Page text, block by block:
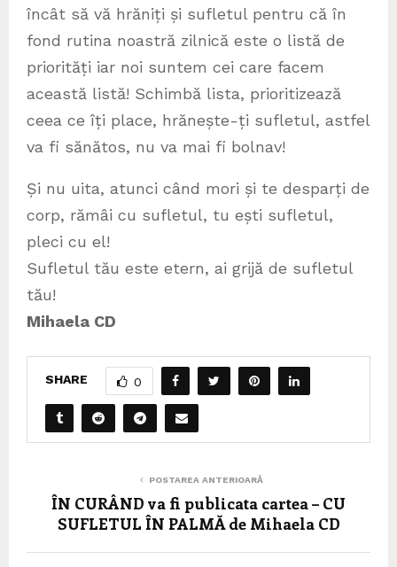
încât să vă hrăniți și sufletul pentru că în
fond rutina noastră zilnică este o listă de
priorități iar noi suntem cei care facem
această listă! Schimbă lista, prioritizează
ceea ce îți place, hrănește-ți sufletul, astfel
va fi sănătos, nu va mai fi bolnav!
Și nu uita, atunci când mori și te desparți de
corp, rămâi cu sufletul, tu ești sufletul,
pleci cu el!
Sufletul tău este etern, ai grijă de sufletul
tău!
Mihaela CD
SHARE 0
POSTAREA ANTERIOARĂ
ÎN CURÂND va fi publicata cartea – CU
SUFLETUL ÎN PALMĂ de Mihaela CD